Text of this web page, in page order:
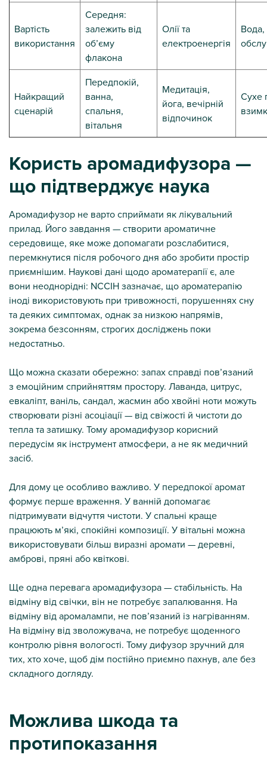
Вартість
використання
Середня:
залежить від
об’єму
флакона
Олії та
електроенергія
Вода,
Найкращий
сценарій
Передпокій,
ванна,
спальня,
вітальня
Медитація,
йога, вечірній
відпочинок
Сухе
Користь аромадифузора —
що підтверджує наука
Аромадифузор не варто сприймати як лікувальний
прилад. Його завдання — створити ароматичне
середовище, яке може допомагати розслабитися,
перемкнутися після робочого дня або зробити простір
приємнішим. Наукові дані щодо ароматерапії є, але
вони неоднорідні: NCCIH зазначає, що ароматерапію
іноді використовують при тривожності, порушеннях сну
та деяких симптомах, однак за низкою напрямів,
зокрема безсонням, строгих досліджень поки
недостатньо.
Що можна сказати обережно: запах справді пов’язаний
з емоційним сприйняттям простору. Лаванда, цитрус,
евкаліпт, ваніль, сандал, жасмин або хвойні ноти можуть
створювати різні асоціації — від свіжості й чистоти до
тепла та затишку. Тому аромадифузор корисний
передусім як інструмент атмосфери, а не як медичний
засіб.
Для дому це особливо важливо. У передпокої аромат
формує перше враження. У ванній допомагає
підтримувати відчуття чистоти. У спальні краще
працюють м’які, спокійні композиції. У вітальні можна
використовувати більш виразні аромати — деревні,
амброві, пряні або квіткові.
Ще одна перевага аромадифузора — стабільність. На
відміну від свічки, він не потребує запалювання. На
відміну від аромалампи, не пов’язаний із нагріванням.
На відміну від зволожувача, не потребує щоденного
контролю рівня вологості. Тому дифузор зручний для
тих, хто хоче, щоб дім постійно приємно пахнув, але без
складного догляду.
Можлива шкода та
протипоказання